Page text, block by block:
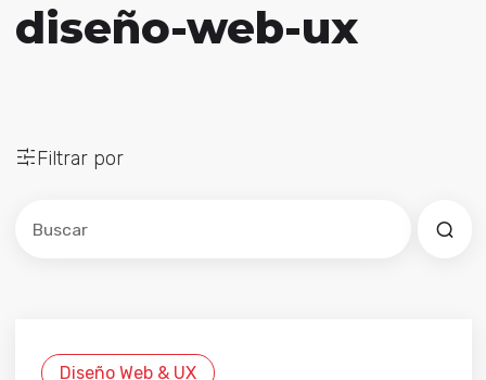
diseño-web-ux
Filtrar por
Diseño Web & UX